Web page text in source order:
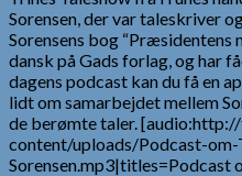
Sorensen, der var taleskriver
Sorensens bog “Præsidentens
dansk på Gads forlag, og har
dagens podcast kan du få en
lidt om samarbejdet mellem
de berømte taler.
content/uploads/Podcast-om-
Sorensen.mp3|titles=Podcast